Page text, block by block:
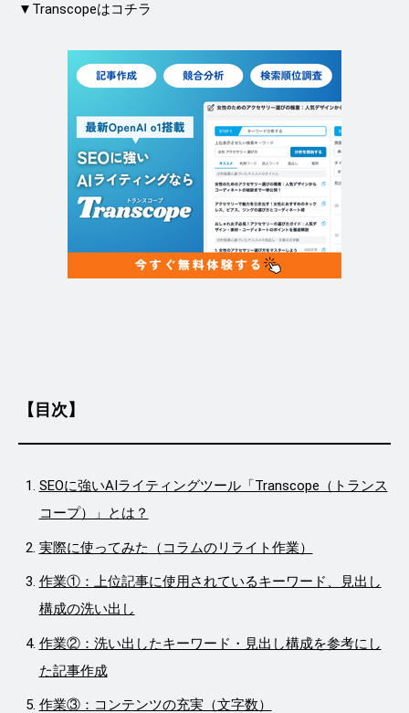
▼Transcopeはコチラ
【目次】
SEOに強いAIライティングツール「Transcope（トランス
コープ）」とは？
実際に使ってみた（コラムのリライト作業）
作業①：上位記事に使用されているキーワード、見出し
構成の洗い出し
作業②：洗い出したキーワード・見出し構成を参考にし
た記事作成
作業③：コンテンツの充実（文字数）